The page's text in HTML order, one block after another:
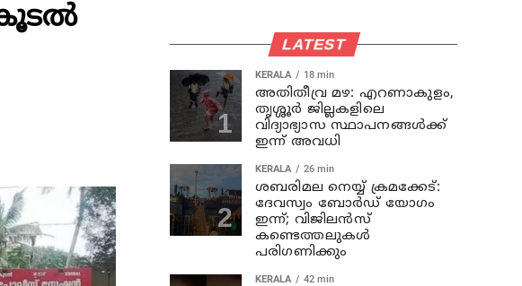
കൂടൽ
LATEST
KERALA 18 min
അതിതീവ്ര മഴ: എറണാകുളം,
തൃശ്ശൂർ ജില്ലകളിലെ
വിദ്യാഭ്യാസ സ്ഥാപനങ്ങൾക്ക്
ഇന്ന് അവധി
KERALA 26 min
ശബരിമല നെയ്യ് ക്രമക്കേട്:
ദേവസ്വം ബോർഡ് യോഗം
ഇന്ന്; വിജിലൻസ്
കണ്ടെത്തലുകൾ
പരിഗണിക്കും
KERALA 42 min